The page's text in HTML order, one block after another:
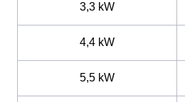
3,3 kW
4,4 kW
5,5 kW